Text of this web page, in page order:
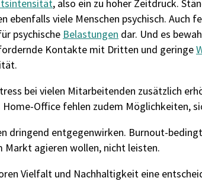
, also ein zu hoher Zeitdruck.
ebenfalls viele Menschen psychisch. Auch
psychische Belastungen dar. Und es
Kontakte mit Dritten und geringe
.
bei vielen Mitarbeitenden zusätzlich
Office fehlen zudem Möglichkeiten,
dringend entgegenwirken. Burnout-
agieren wollen, nicht leisten.
Vielfalt und Nachhaltigkeit eine